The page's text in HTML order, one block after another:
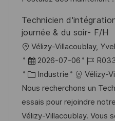
n c
g
u
s
Technicien
journée & du soir- F/H
o
c
a
l
i
Vélizy-Villacoublay,
D
a
t
e
d
2026-07-06
R
é
f
é
r
C
a
t
é
Industrie
Vélizy-
Nous recherchons un
essais pour rejoindre
Vélizy-Villacoublay. Vous